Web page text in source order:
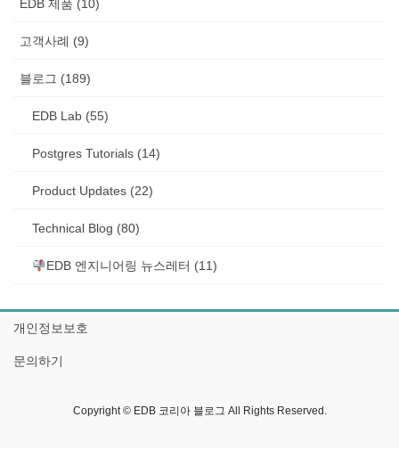
EDB 제품 (10)
고객사례 (9)
블로그 (189)
EDB Lab (55)
Postgres Tutorials (14)
Product Updates (22)
Technical Blog (80)
EDB 엔지니어링 뉴스레터 (11)
개인정보보호
문의하기
Copyright © EDB 코리아 블로그 All Rights Reserved.